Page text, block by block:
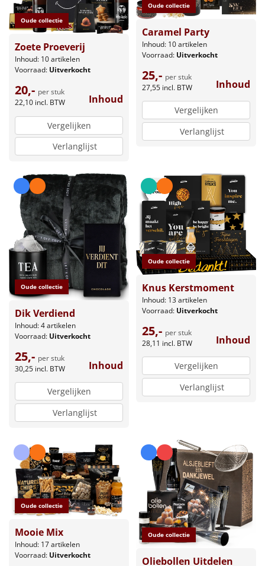
Oude collectie
Zoete Proeverij
Inhoud: 10 artikelen
Voorraad: Uitverkocht
20,- per stuk
22,10 incl. BTW Inhoud
Vergelijken
Verlanglijst
Oude collectie
Caramel Party
Inhoud: 10 artikelen
Voorraad: Uitverkocht
25,- per stuk
27,55 incl. BTW Inhoud
Vergelijken
Verlanglijst
Oude collectie
Dik Verdiend
Inhoud: 4 artikelen
Voorraad: Uitverkocht
25,- per stuk
30,25 incl. BTW Inhoud
Vergelijken
Verlanglijst
Oude collectie
Knus Kerstmoment
Inhoud: 13 artikelen
Voorraad: Uitverkocht
25,- per stuk
28,11 incl. BTW Inhoud
Vergelijken
Verlanglijst
Oude collectie
Mooie Mix
Inhoud: 17 artikelen
Voorraad: Uitverkocht
Oude collectie
Oliebollen Uitdelen